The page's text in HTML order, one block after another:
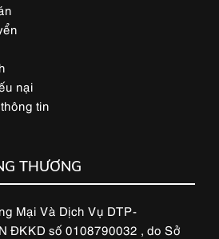
nại
tin
THƯƠNG
Mại Và Dịch Vụ DTP-
ĐKKD số 0108790032 , do Sở